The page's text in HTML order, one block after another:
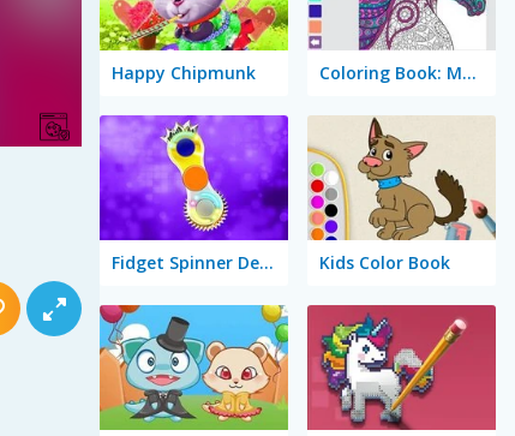
Happy Chipmunk Coloring Book: Mandala
Fidget Spinner Designer Kids Color Book